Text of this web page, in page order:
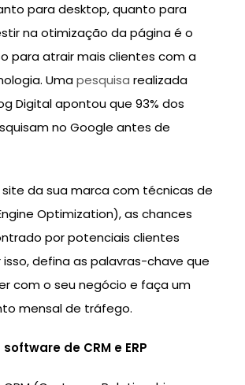
para desktop, quanto para
na otimização da página é o
para atrair mais clientes com a
Umapesquisa realizada
Digital apontou que 93% dos
no Google antes de
da sua marca com técnicas de
Optimization), as chances
por potenciais clientes
isso, defina as palavras-chave que
com o seu negócio e faça um
mensal de tráfego.
de CRM e ERP